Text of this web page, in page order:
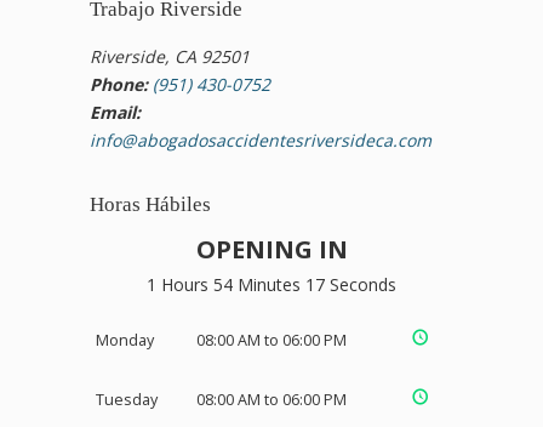
Trabajo Riverside
Riverside, CA 92501
Phone: (951) 430-0752
Email:
info@abogadosaccidentesriversideca.com
Horas Hábiles
OPENING IN
1 Hours 54 Minutes 17 Seconds
Monday 08:00 AM to 06:00 PM
Tuesday 08:00 AM to 06:00 PM